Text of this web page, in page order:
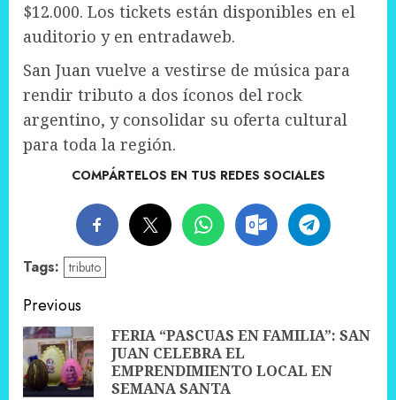
$12.000. Los tickets están disponibles en el
auditorio y en entradaweb.
San Juan vuelve a vestirse de música para
rendir tributo a dos íconos del rock
argentino, y consolidar su oferta cultural
para toda la región.
COMPÁRTELOS EN TUS REDES SOCIALES
Tags: tributo
Post
navigation
Previous
FERIA “PASCUAS EN FAMILIA”: SAN
JUAN CELEBRA EL
EMPRENDIMIENTO LOCAL EN
SEMANA SANTA